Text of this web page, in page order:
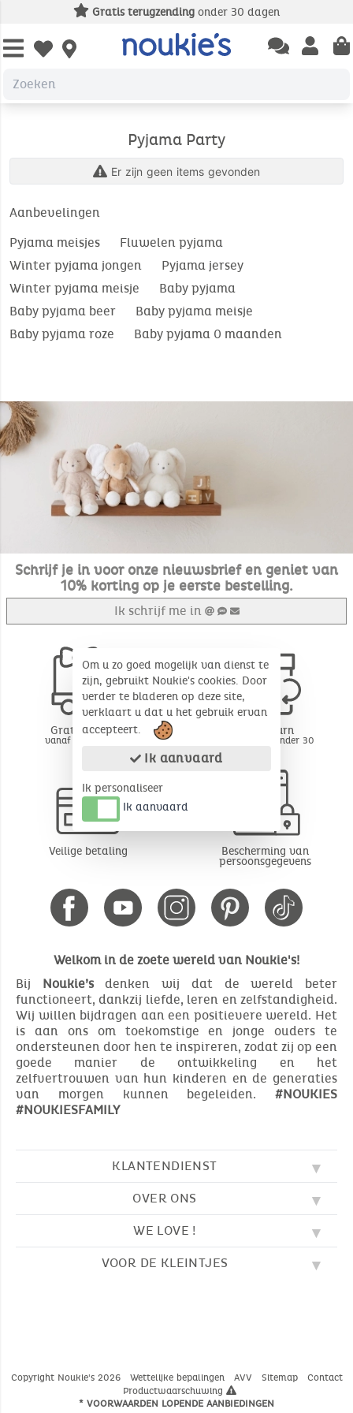
Gratis terugzending onder 30 dagen
Open wishlist Open
Open
Pyjama Party
Er zijn geen items gevonden
Aanbevelingen
Pyjama meisjes
Fluwelen pyjama
Winter pyjama jongen
Pyjama jersey
Winter pyjama meisje
Baby pyjama
Baby pyjama beer
Baby pyjama meisje
Baby pyjama roze
Baby pyjama 0 maanden
Schrijf je in voor onze nieuwsbrief en geniet van
10% korting op je eerste bestelling.
Ik schrijf me in
Gratis levering
vanaf 49€ aankoop
Free return
BE - FR - LU onder 30
Veilige betaling Bescherming van
persoonsgegevens
Welkom in de zoete wereld van Noukie's!
Bij Noukie’sdenken wij dat de wereld beter
functioneert, dankzij liefde, leren en zelfstandigheid.
Wij willen bijdragen aan een positievere wereld. Het
is aan ons om toekomstige en jonge ouders te
ondersteunen door hen te inspireren, zodat zij op een
goede manier de ontwikkeling en het
zelfvertrouwen van hun kinderen en de generaties
van morgen kunnen begeleiden. #NOUKIES
#NOUKIESFAMILY
KLANTENDIENST
FAQ
CONTACTEER ONS
AVV
OVER ONS
ONZE WAARDEN
ONS VERHAAL
WE LOVE !
BORDUURWERK
VOOR DE KLEINTJES
Copyright Noukie's 2026 Wettelijke bepalingen AVV Sitemap
Contact
Productwaarschuwing
* VOORWAARDEN LOPENDE AANBIEDINGEN
Om u zo goed mogelijk van dienst te
zijn, gebruikt Noukie's cookies. Door
verder te bladeren op deze site,
verklaart u dat u het gebruik ervan
accepteert.
Ik aanvaard
Ik personaliseer
Ik aanvaard